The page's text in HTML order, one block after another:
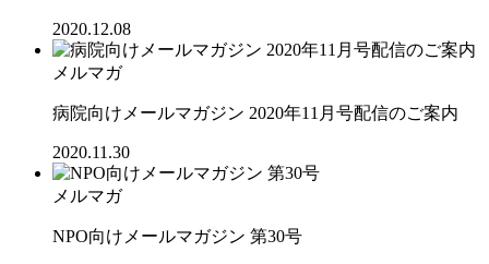
2020.12.08
メルマガ
病院向けメールマガジン 2020年11月号配信のご案内
2020.11.30
メルマガ
NPO向けメールマガジン 第30号